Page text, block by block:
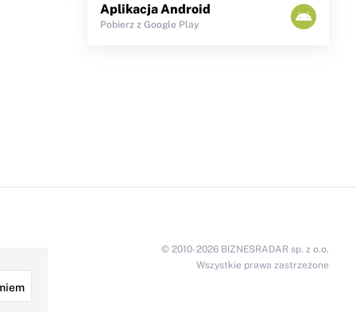
Aplikacja Android
Pobierz z Google Play
© 2010-2026 BIZNESRADAR sp. z o.o.
Wszystkie prawa zastrzeżone